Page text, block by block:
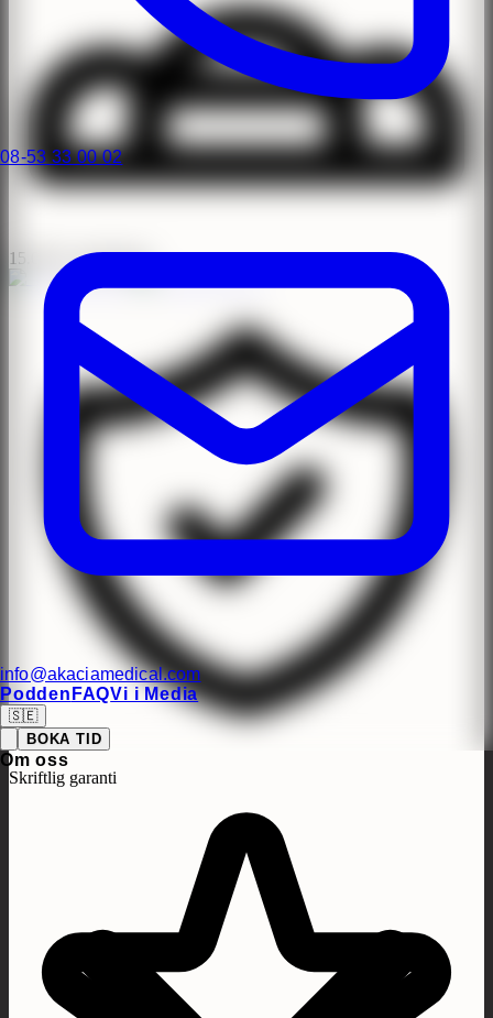
08-53 33 00 02
info@akaciamedical.com
Podden FAQVi i Media
🇸🇪
BOKA TID
Om oss
15.000+ operationer
Skriftlig garanti